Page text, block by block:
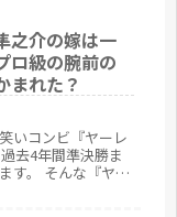
之介の嫁は一
ロ級の腕前の
まれた？
いコンビ『ヤーレ
去4年間準決勝ま
す。 そんな『ヤー